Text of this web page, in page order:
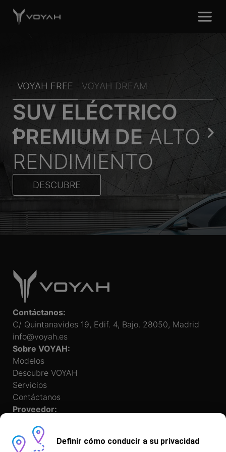
VOYAH FREE VOYAH DREAM
SUV ELÉCTRICO
PREMIUM DEALTO
RENDIMIENTO
DESCUBRE
Contáctanos:
C/ Quintanavides 19, Edif. 4, Bajo. 28050, Madrid
info@voyah.es
Sobre VOYAH:
Modelos
Descubre VOYAH
Servicios
Contáctanos
Proveedor:
Definir cómo conducir a su privacidad